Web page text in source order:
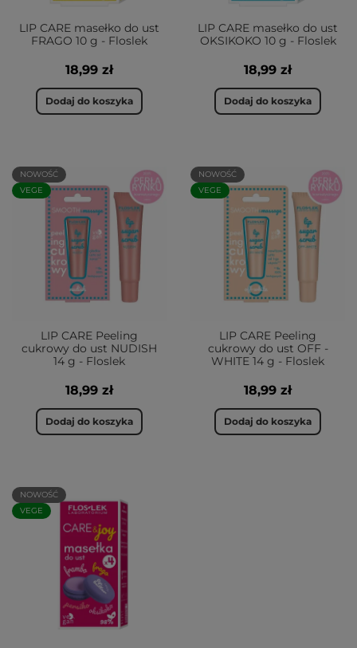
LIP CARE masełko do ust
FRAGO 10 g - Floslek
18,99 zł
Dodaj do koszyka
LIP CARE masełko do ust
OKSIKOKO 10 g - Floslek
18,99 zł
Dodaj do koszyka
NOWOŚĆ
VEGE
LIP CARE Peeling
cukrowy do ust NUDISH
14 g - Floslek
18,99 zł
Dodaj do koszyka
NOWOŚĆ
VEGE
LIP CARE Peeling
cukrowy do ust OFF -
WHITE 14 g - Floslek
18,99 zł
Dodaj do koszyka
NOWOŚĆ
VEGE